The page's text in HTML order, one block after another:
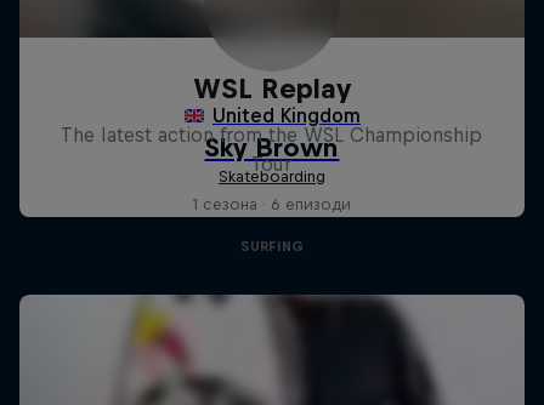
WSL Replay
The latest action from the WSL Championship
Tour
1 сезона · 6 епизоди
SURFING